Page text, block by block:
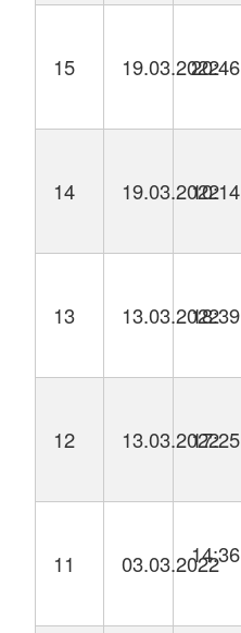
15 19.03.2022
20:46
14 19.03.2022
10:14
13 13.03.2022
18:39
12 13.03.2022
17:25
11 03.03.2022
14:36